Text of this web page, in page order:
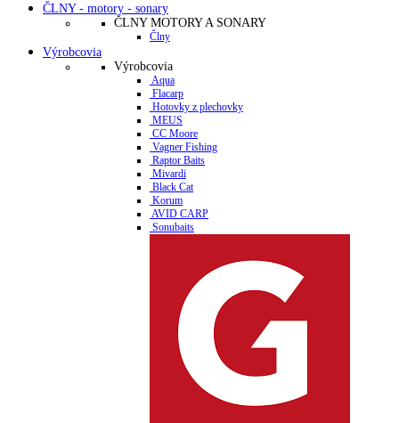
ČLNY - motory - sonary
ČLNY MOTORY A SONARY
Člny
Výrobcovia
Výrobcovia
Aqua
Flacarp
Hotovky z plechovky
MEUS
CC Moore
Vagner Fishing
Raptor Baits
Mivardi
Black Cat
Korum
AVID CARP
Sonubaits